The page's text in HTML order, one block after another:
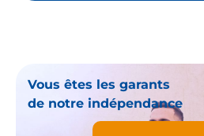
Vous êtes les garants
de notre indépendance